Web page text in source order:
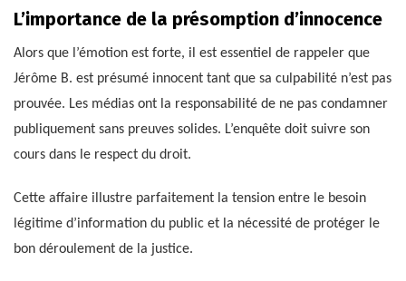
L’importance de la présomption d’innocence
Alors que l’émotion est forte, il est essentiel de rappeler que
Jérôme B. est présumé innocent tant que sa culpabilité n’est pas
prouvée. Les médias ont la responsabilité de ne pas condamner
publiquement sans preuves solides. L’enquête doit suivre son
cours dans le respect du droit.
Cette affaire illustre parfaitement la tension entre le besoin
légitime d’information du public et la nécessité de protéger le
bon déroulement de la justice.